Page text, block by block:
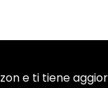
e ti tiene